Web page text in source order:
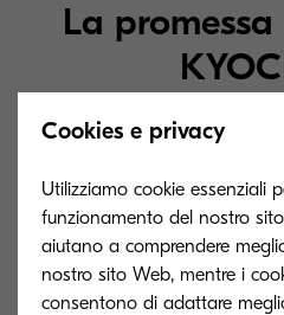
La
Scoprite in quale
offrirvi supporto per
Cookies e privacy
Utilizziamo cookie essenziali
funzionamento del nostro
aiutano a comprendere
nostro sito Web, mentre i
consentono di adattare